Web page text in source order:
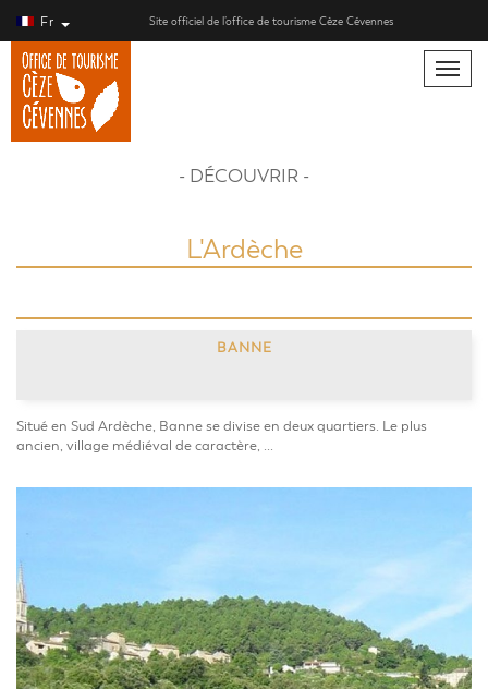
Fr Site officiel de l’office de tourisme Cèze Cévennes
Toggle
- DÉCOUVRIR -
L'Ardèche
BANNE
Situé en Sud Ardèche, Banne se divise en deux quartiers. Le plus
ancien, village médiéval de caractère, ...